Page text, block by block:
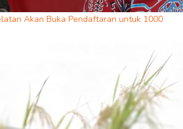
Akan Buka Pendaftaran untuk 1000